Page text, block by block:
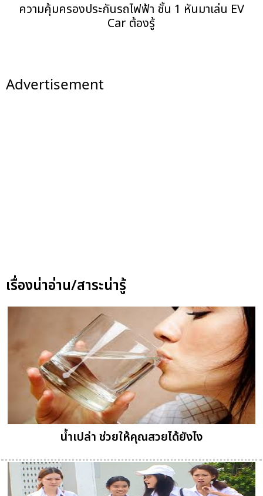
ความคุ้มครองประกันรถไฟฟ้า ชั้น 1 หันมาเล่น EV
Car ต้องรู้
Advertisement
เรื่องน่าอ่าน/สาระน่ารู้
น้ำเปล่า ช่วยให้คุณสวยได้ยังไง